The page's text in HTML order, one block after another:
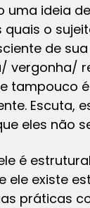
ideia
o
de
tampouco
eles não
é
ele existe
práticas